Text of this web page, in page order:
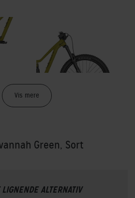
Vis mere
Green, Sort
ALTERNATIV